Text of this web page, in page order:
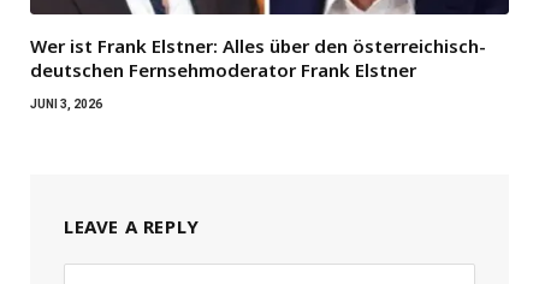
Wer ist Frank Elstner: Alles über den österreichisch-
deutschen Fernsehmoderator Frank Elstner
JUNI 3, 2026
LEAVE A REPLY